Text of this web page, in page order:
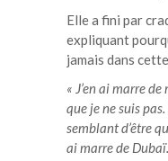
Elle a fini par
expliquant
jamais dans
« J’en ai marre
que je ne suis
semblant d’être
ai marre de